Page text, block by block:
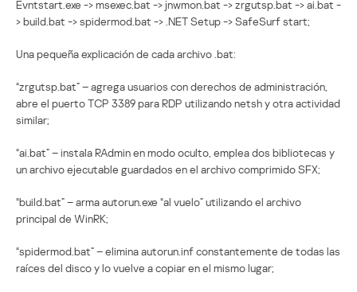
Evntstart.exe -> msexec.bat -> jnwmon.bat -> zrgutsp.bat -> ai.bat -
> build.bat -> spidermod.bat -> .NET Setup -> SafeSurf start;
Una pequeña explicación de cada archivo .bat:
“zrgutsp.bat” – agrega usuarios con derechos de administración,
abre el puerto TCP 3389 para RDP utilizando netsh y otra actividad
similar;
“ai.bat” – instala RAdmin en modo oculto, emplea dos bibliotecas y
un archivo ejecutable guardados en el archivo comprimido SFX;
“build.bat” – arma autorun.exe “al vuelo” utilizando el archivo
principal de WinRK;
“spidermod.bat” – elimina autorun.inf constantemente de todas las
raíces del disco y lo vuelve a copiar en el mismo lugar;